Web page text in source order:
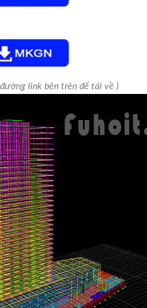
link bên trên để tải về )